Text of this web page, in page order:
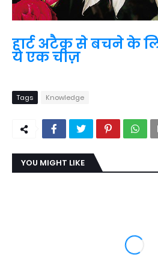
हार्ट अटैक से बचने के
ये एक चीज़
Tags Knowledge
YOU MIGHT LIKE